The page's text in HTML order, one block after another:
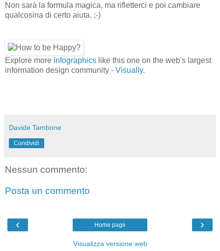
Non sarà la formula magica, ma rifletterci e poi cambiare
qualcosina di certo aiuta. ;-)
Explore more infographics like this one on the web's largest
information design community - Visually.
Davide Tambone
Condividi
Nessun commento:
Posta un commento
‹ ›
Home page
Visualizza versione web